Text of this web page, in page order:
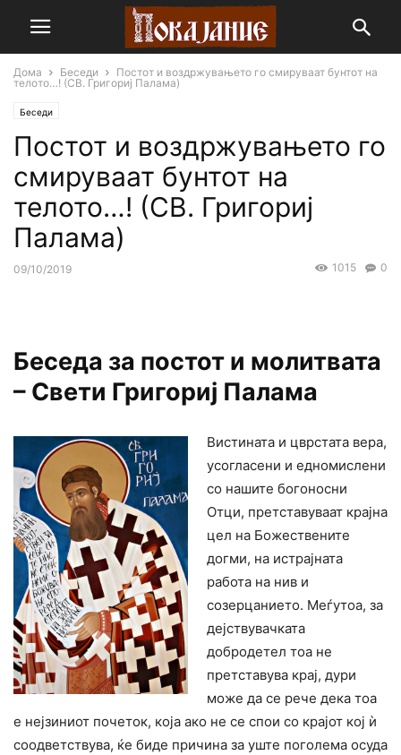
Дома Беседи
Постот и воздржувањето го смируваат бунтот на
телото…! (СВ. Григориј Палама)
Беседи
Постот и воздржувањето го
смируваат бунтот на
телото…! (СВ. Григориј
Палама)
09/10/2019 0
1015
Беседа за постот и молитвата
– Свети Григориј Палама
Вистината и цврстата вера,
усогласени и едномислени
со нашите богоносни
Отци, претставуваат крајна
цел на Божествените
догми, на истрајната
работа на нив и
созерцанието. Меѓутоа, за
дејствувачката
добродетел тоа не
претставува крај, дури
може да се рече дека тоа
е нејзиниот почеток, која ако не се спои со крајот кој ѝ
соодветствува, ќе биде причина за уште поголема осуда